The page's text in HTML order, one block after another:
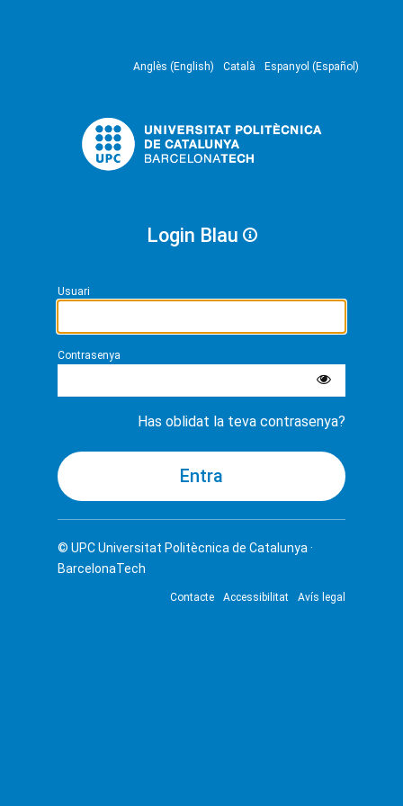
Anglès (English) Català Espanyol (Español)
Login Blau
Usuari
Contrasenya
Has oblidat la teva contrasenya?
© UPCUniversitat Politècnica de Catalunya ·
BarcelonaTech
Contacte Accessibilitat Avís legal